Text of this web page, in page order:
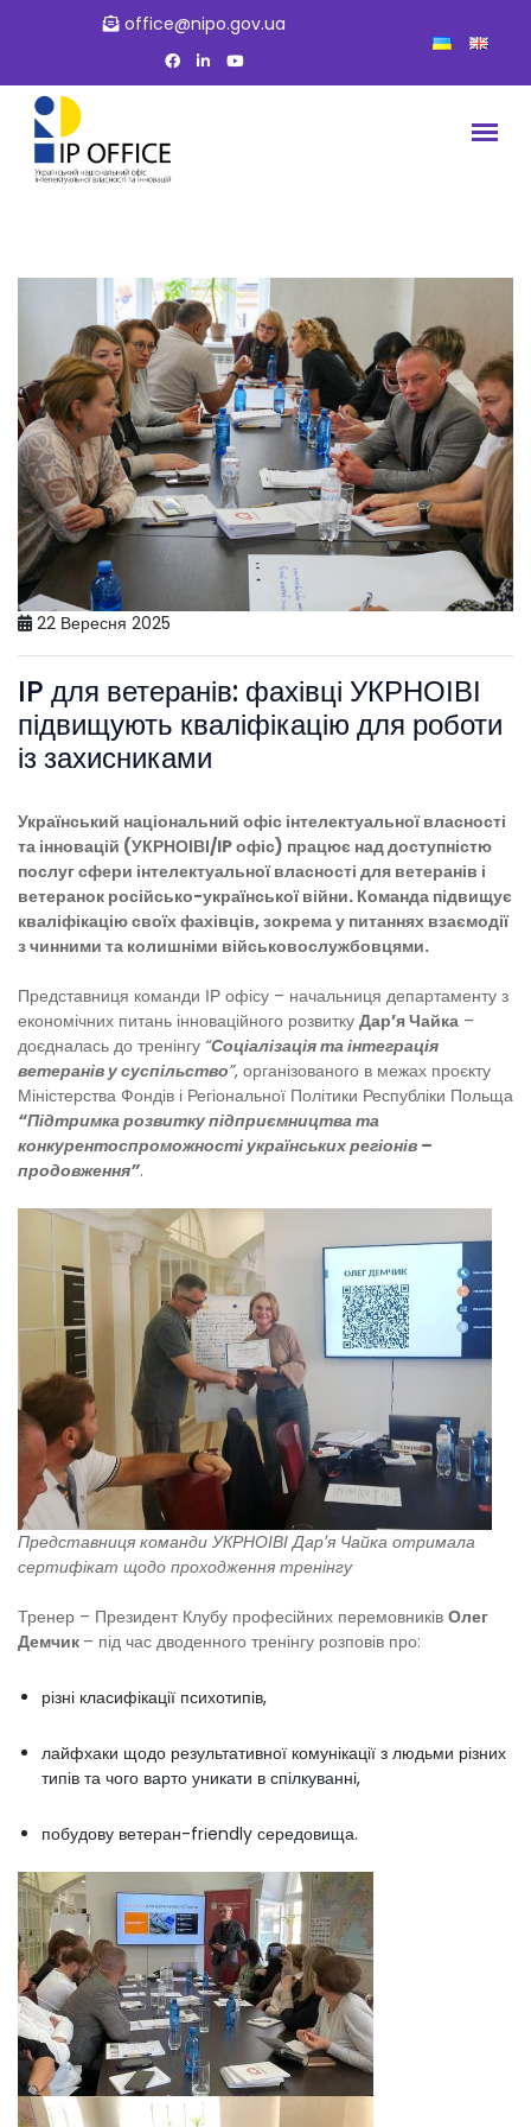
office@nipo.gov.ua
22 Вересня 2025
IP для ветеранів: фахівці УКРНОІВІ
підвищують кваліфікацію для роботи
із захисниками
Український національний офіс інтелектуальної власності
та інновацій (УКРНОІВІ/IP офіс) працює над доступністю
послуг сфери інтелектуальної власності для ветеранів і
ветеранок російсько-української війни. Команда підвищує
кваліфікацію своїх фахівців, зокрема у питаннях взаємодії
з чинними та колишніми військовослужбовцями.
Представниця команди ІР офісу – начальниця департаменту з
економічних питань інноваційного розвитку Дарʼя Чайка –
доєдналась до тренінгу “Соціалізація та інтеграція
ветеранів у суспільство”, організованого в межах проєкту
Міністерства Фондів і Регіональної Політики Республіки Польща
“Підтримка розвитку підприємництва та
конкурентоспроможності українських регіонів –
продовження”.
Представниця команди УКРНОІВІ Дарʼя Чайка отримала
сертифікат щодо проходження тренінгу
Тренер – Президент Клубу професійних перемовників Олег
Демчик – під час дводенного тренінгу розповів про:
різні класифікації психотипів,
лайфхаки щодо результативної комунікації з людьми різних
типів та чого варто уникати в спілкуванні,
побудову ветеран-frіendly середовища.